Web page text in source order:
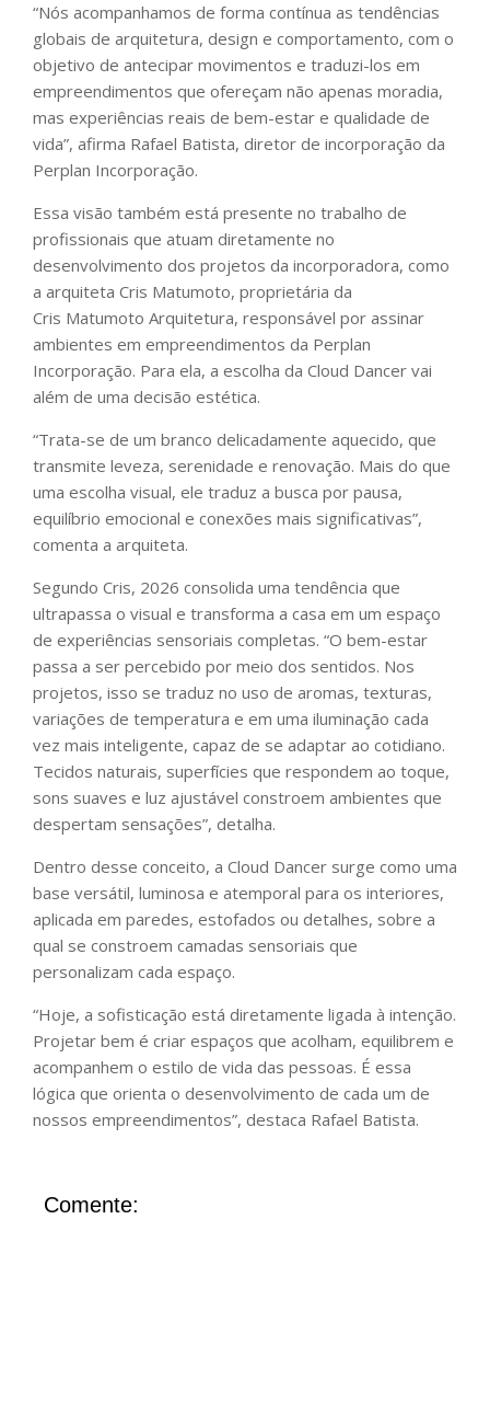
“Nós acompanhamos de forma contínua as tendências
globais de arquitetura, design e comportamento, com o
objetivo de antecipar movimentos e traduzi-los em
empreendimentos que ofereçam não apenas moradia,
mas experiências reais de bem-estar e qualidade de
vida”, afirma Rafael Batista, diretor de incorporação da
Perplan Incorporação.
Essa visão também está presente no trabalho de
profissionais que atuam diretamente no
desenvolvimento dos projetos da incorporadora, como
a arquiteta Cris Matumoto, proprietária da
Cris Matumoto Arquitetura, responsável por assinar
ambientes em empreendimentos da Perplan
Incorporação. Para ela, a escolha da Cloud Dancer vai
além de uma decisão estética.
“Trata-se de um branco delicadamente aquecido, que
transmite leveza, serenidade e renovação. Mais do que
uma escolha visual, ele traduz a busca por pausa,
equilíbrio emocional e conexões mais significativas”,
comenta a arquiteta.
Segundo Cris, 2026 consolida uma tendência que
ultrapassa o visual e transforma a casa em um espaço
de experiências sensoriais completas. “O bem-estar
passa a ser percebido por meio dos sentidos. Nos
projetos, isso se traduz no uso de aromas, texturas,
variações de temperatura e em uma iluminação cada
vez mais inteligente, capaz de se adaptar ao cotidiano.
Tecidos naturais, superfícies que respondem ao toque,
sons suaves e luz ajustável constroem ambientes que
despertam sensações”, detalha.
Dentro desse conceito, a Cloud Dancer surge como uma
base versátil, luminosa e atemporal para os interiores,
aplicada em paredes, estofados ou detalhes, sobre a
qual se constroem camadas sensoriais que
personalizam cada espaço.
“Hoje, a sofisticação está diretamente ligada à intenção.
Projetar bem é criar espaços que acolham, equilibrem e
acompanhem o estilo de vida das pessoas. É essa
lógica que orienta o desenvolvimento de cada um de
nossos empreendimentos”, destaca Rafael Batista.
Comente: